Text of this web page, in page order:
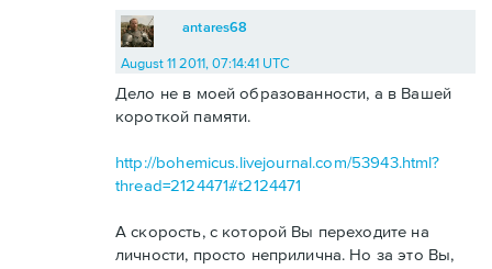
antares68
August 11 2011, 07:14:41 UTC
Дело не в моей образованности, а в Вашей
короткой памяти.
http://bohemicus.livejournal.com/53943.html?
thread=2124471#t2124471
А скорость, с которой Вы переходите на
личности, просто неприлична. Но за это Вы,